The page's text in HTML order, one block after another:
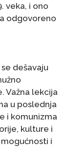
veka, i ono
odgovoreno
dešavaju
Važna lekcija
u poslednja
i komunizma
kulture i
i